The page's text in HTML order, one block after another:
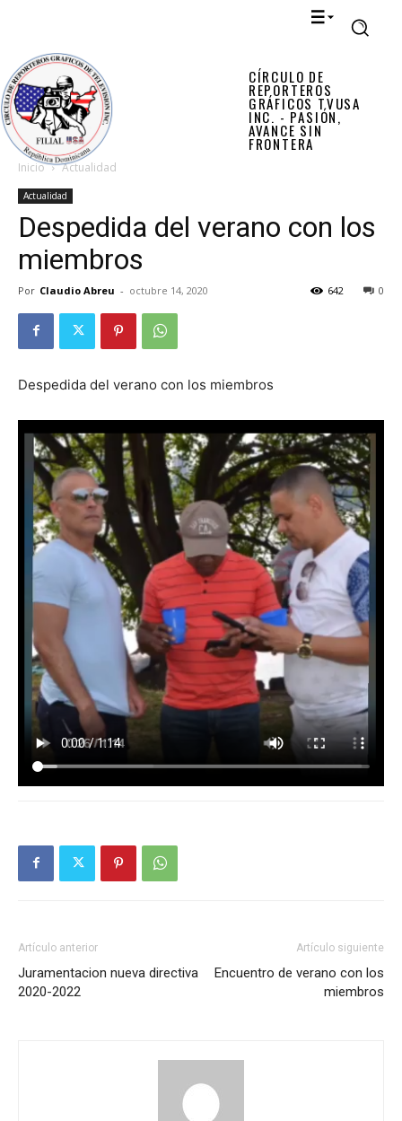
CÍRCULO DE
REPORTEROS
GRÁFICOS TVUSA
INC. - PASIÓN,
AVANCE SIN
FRONTERA
Inicio Actualidad
Actualidad
Despedida del verano con los
miembros
Por Claudio Abreu - octubre 14, 2020 0
642
Despedida del verano con los miembros
Artículo anterior
Juramentacion nueva directiva
2020-2022
Artículo siguiente
Encuentro de verano con los
miembros